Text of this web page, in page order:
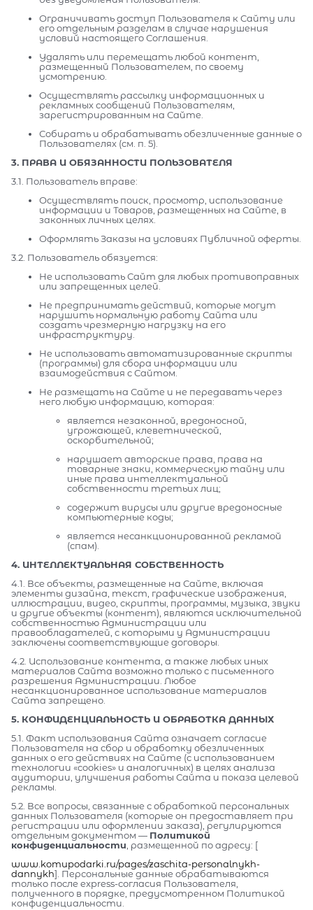
Ограничивать доступ Пользователя к Сайту или
его отдельным разделам в случае нарушения
условий настоящего Соглашения.
Удалять или перемещать любой контент,
размещенный Пользователем, по своему
усмотрению.
Осуществлять рассылку информационных и
рекламных сообщений Пользователям,
зарегистрированным на Сайте.
Собирать и обрабатывать обезличенные данные о
Пользователях (см. п. 5).
3. ПРАВА И ОБЯЗАННОСТИ ПОЛЬЗОВАТЕЛЯ
3.1. Пользователь вправе:
Осуществлять поиск, просмотр, использование
информации и Товаров, размещенных на Сайте, в
законных личных целях.
Оформлять Заказы на условиях Публичной оферты.
3.2. Пользователь обязуется:
Не использовать Сайт для любых противоправных
или запрещенных целей.
Не предпринимать действий, которые могут
нарушить нормальную работу Сайта или
создать чрезмерную нагрузку на его
инфраструктуру.
Не использовать автоматизированные скрипты
(программы) для сбора информации или
взаимодействия с Сайтом.
Не размещать на Сайте и не передавать через
него любую информацию, которая:
является незаконной, вредоносной,
угрожающей, клеветнической,
оскорбительной;
нарушает авторские права, права на
товарные знаки, коммерческую тайну или
иные права интеллектуальной
собственности третьих лиц;
содержит вирусы или другие вредоносные
компьютерные коды;
является несанкционированной рекламой
(спам).
4. ИНТЕЛЛЕКТУАЛЬНАЯ СОБСТВЕННОСТЬ
4.1. Все объекты, размещенные на Сайте, включая
элементы дизайна, текст, графические изображения,
иллюстрации, видео, скрипты, программы, музыка, звуки
и другие объекты (контент), являются исключительной
собственностью Администрации или
правообладателей, с которыми у Администрации
заключены соответствующие договоры.
4.2. Использование контента, а также любых иных
материалов Сайта возможно только с письменного
разрешения Администрации. Любое
несанкционированное использование материалов
Сайта запрещено.
5. КОНФИДЕНЦИАЛЬНОСТЬ И ОБРАБОТКА ДАННЫХ
5.1. Факт использования Сайта означает согласие
Пользователя на сбор и обработку обезличенных
данных о его действиях на Сайте (с использованием
технологии «cookies» и аналогичных) в целях анализа
аудитории, улучшения работы Сайта и показа целевой
рекламы.
5.2. Все вопросы, связанные с обработкой персональных
данных Пользователя (которые он предоставляет при
регистрации или оформлении заказа), регулируются
отдельным документом — Политикой
конфиденциальности , размещенной по адресу: [
www.komupodarki.ru/pages/zaschita-personalnykh-
dannykh]. Персональные данные обрабатываются
только после express-согласия Пользователя,
полученного в порядке, предусмотренном Политикой
конфиденциальности.